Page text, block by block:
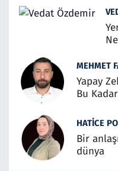
MEHMET
Yapay
Bu
HATICE
Bir
dünya